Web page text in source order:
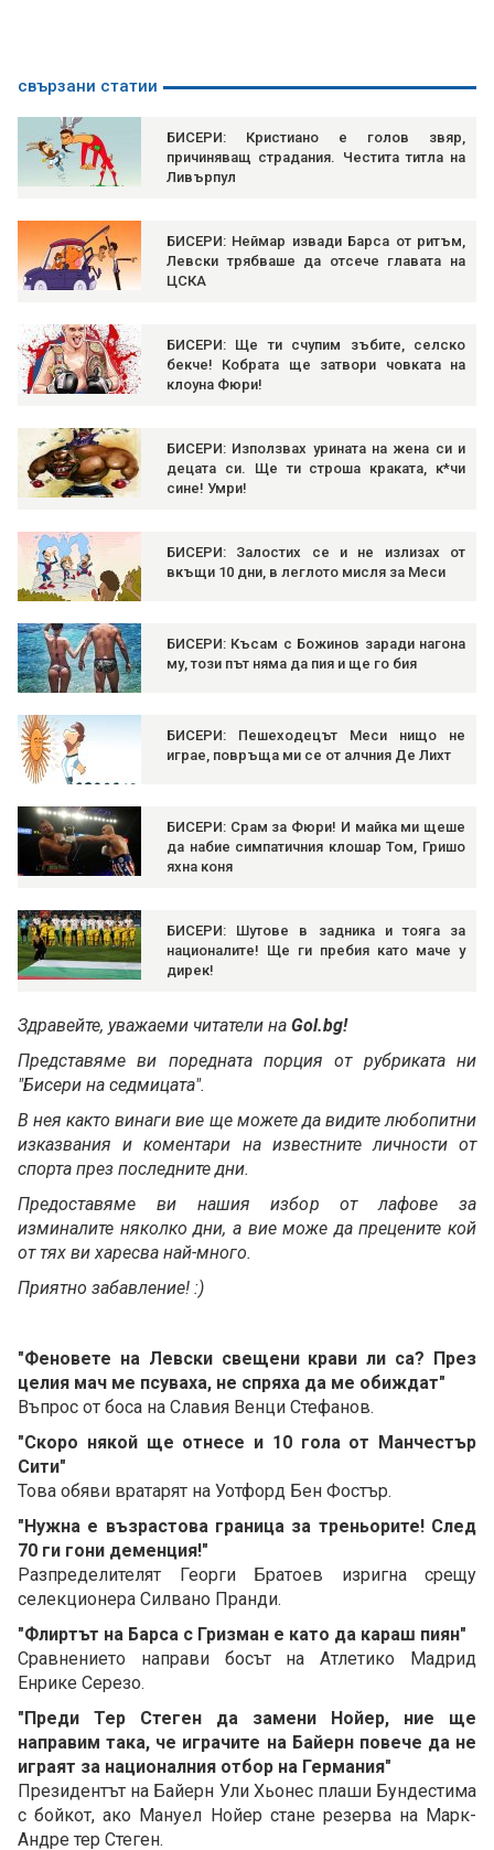
свързани статии
БИСЕРИ: Кристиано е голов звяр,
причиняващ страдания. Честита титла на
Ливърпул
БИСЕРИ: Неймар извади Барса от ритъм,
Левски трябваше да отсече главата на
ЦСКА
БИСЕРИ: Ще ти счупим зъбите, селско
бекче! Кобрата ще затвори човката на
клоуна Фюри!
БИСЕРИ: Използвах урината на жена си и
децата си. Ще ти строша краката, к*чи
сине! Умри!
БИСЕРИ: Залостих се и не излизах от
вкъщи 10 дни, в леглото мисля за Меси
БИСЕРИ: Късам с Божинов заради нагона
му, този път няма да пия и ще го бия
БИСЕРИ: Пешеходецът Меси нищо не
играе, повръща ми се от алчния Де Лихт
БИСЕРИ: Срам за Фюри! И майка ми щеше
да набие симпатичния клошар Том, Гришо
яхна коня
БИСЕРИ: Шутове в задника и тояга за
националите! Ще ги пребия като маче у
дирек!
Здравейте, уважаеми читатели на Gol.bg!
Представяме ви поредната порция от рубриката ни
"Бисери на седмицата".
В нея както винаги вие ще можете да видите любопитни
изказвания и коментари на известните личности от
спорта през последните дни.
Предоставяме ви нашия избор от лафове за
изминалите няколко дни, а вие може да прецените кой
от тях ви харесва най-много.
Приятно забавление! :)
"Феновете на Левски свещени крави ли са? През
целия мач ме псуваха, не спряха да ме обиждат"
Въпрос от боса на Славия Венци Стефанов.
"Скоро някой ще отнесе и 10 гола от Манчестър
Сити"
Това обяви вратарят на Уотфорд Бен Фостър.
"Нужна е възрастова граница за треньорите! След
70 ги гони деменция!"
Разпределителят Георги Братоев изригна срещу
селекционера Силвано Пранди.
"Флиртът на Барса с Гризман е като да караш пиян"
Сравнението направи босът на Атлетико Мадрид
Енрике Серезо.
"Преди Тер Стеген да замени Нойер, ние ще
направим така, че играчите на Байерн повече да не
играят за националния отбор на Германия"
Президентът на Байерн Ули Хьонес плаши Бундестима
с бойкот, ако Мануел Нойер стане резерва на Марк-
Андре тер Стеген.